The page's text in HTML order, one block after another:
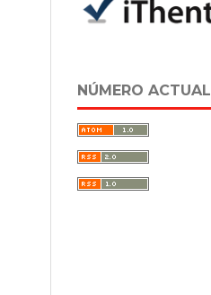
NÚMERO ACTUAL